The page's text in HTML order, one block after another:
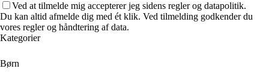
Ved at tilmelde mig accepterer jeg sidens regler og datapolitik.
Du kan altid afmelde dig med ét klik. Ved tilmelding godkender du
vores regler og håndtering af data.
Kategorier
Børn